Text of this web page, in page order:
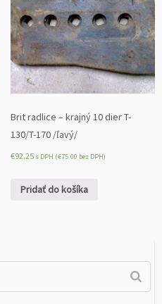
Brit radlice – krajný 10 dier T-
130/T-170 /ľavý/
€92.25 s DPH (€75.00 bez DPH)
Pridať do košíka